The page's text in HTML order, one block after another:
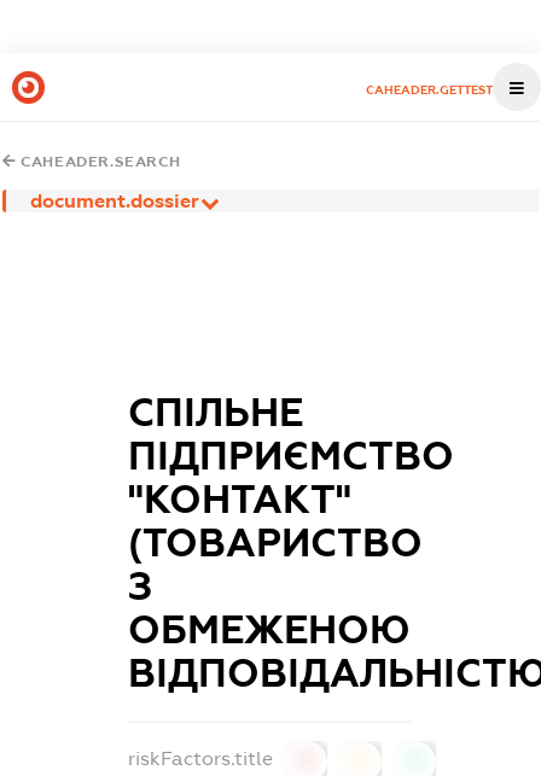
CAHEADER.GETTEST
CAHEADER.SEARCH
document.dossier
СПІЛЬНЕ
ПІДПРИЄМСТВО
"КОНТАКТ"
(ТОВАРИСТВО
З
ОБМЕЖЕНОЮ
riskFactors.title